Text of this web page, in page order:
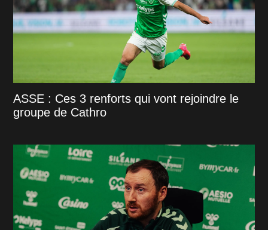
ASSE : Ces 3 renforts qui vont rejoindre le
groupe de Cathro